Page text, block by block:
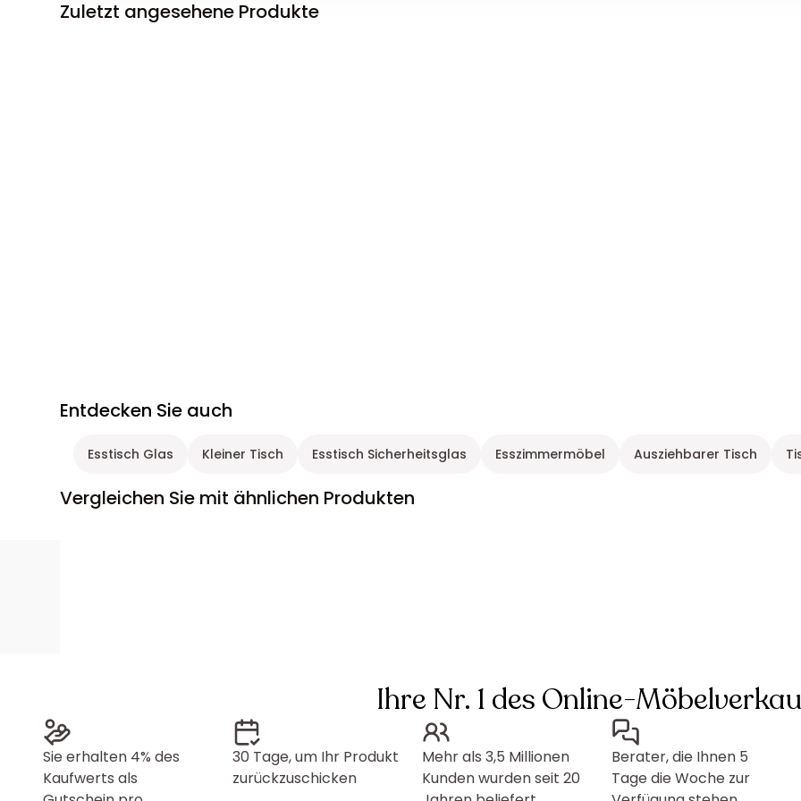
Zuletzt angesehene Produkte
Entdecken Sie auch
Esstisch Glas Kleiner Tisch Esstisch Sicherheitsglas Esszimmermöbel Ausziehbarer Tisch
Vergleichen Sie mit ähnlichen Produkten
Ihre Nr. 1 des Online-
Sie erhalten 4% des
Kaufwerts als
30 Tage, um Ihr Produkt
zurückzuschicken
Mehr als 3,5 Millionen
Kunden wurden seit 20
Berater, die Ihnen 5
Tage die Woche zur